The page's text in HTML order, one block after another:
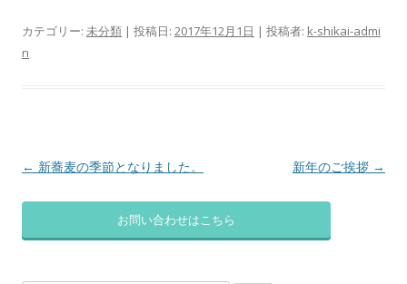
カテゴリー: 未分類 | 投稿日: 2017年12月1日 | 投稿者: k-shikai-admi
n
投
ビ
← 新蕎麦の季節となりました。 新年のご挨拶 →
お問い合わせはこちら